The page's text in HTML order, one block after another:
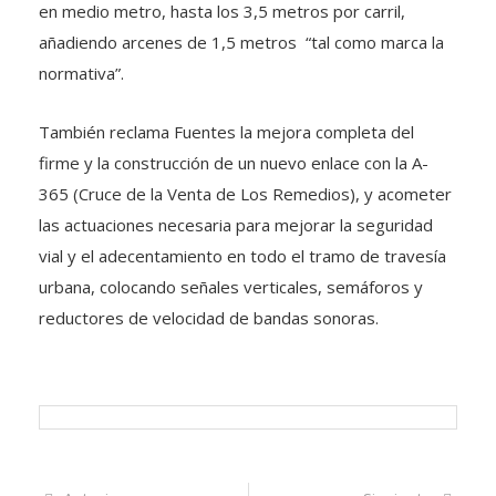
en medio metro, hasta los 3,5 metros por carril,
añadiendo arcenes de 1,5 metros “tal como marca la
normativa”.
También reclama Fuentes la mejora completa del
firme y la construcción de un nuevo enlace con la A-
365 (Cruce de la Venta de Los Remedios), y acometer
las actuaciones necesaria para mejorar la seguridad
vial y el adecentamiento en todo el tramo de travesía
urbana, colocando señales verticales, semáforos y
reductores de velocidad de bandas sonoras.